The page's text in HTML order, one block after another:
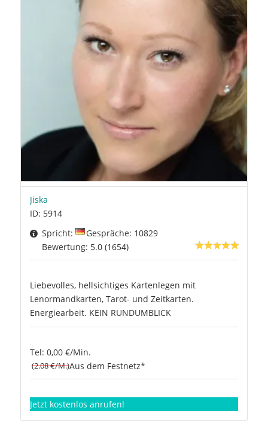
Jiska
ID: 5914
Spricht:
Gespräche: 10829
Bewertung: 5.0 (1654)
Liebevolles, hellsichtiges Kartenlegen mit
Lenormandkarten, Tarot- und Zeitkarten.
Energiearbeit. KEIN RUNDUMBLICK
Tel: 0,00 €/Min.
(2.08 €/M.)Aus dem Festnetz*
Jetzt kostenlos anrufen!